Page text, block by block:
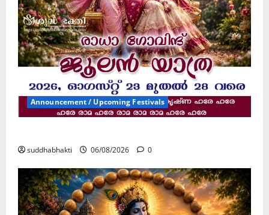
Announcement / Upcoming Festivals
suddhabhakti 06/08/2026 0